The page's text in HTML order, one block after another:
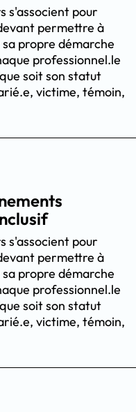
s'associent pour
permettre à
propre démarche
professionnel.le
soit son statut
victime, témoin,
s'associent pour
permettre à
propre démarche
professionnel.le
soit son statut
victime, témoin,